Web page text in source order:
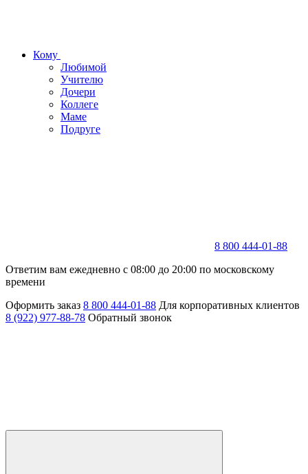
Кому
Любимой
Учителю
Дочери
Коллеге
Маме
Подруге
8 800 444-01-88
Ответим вам ежедневно с 08:00 до 20:00 по московскому
времени
Оформить заказ 8 800 444-01-88 Для корпоративных клиентов
8 (922) 977-88-78 Обратный звонок